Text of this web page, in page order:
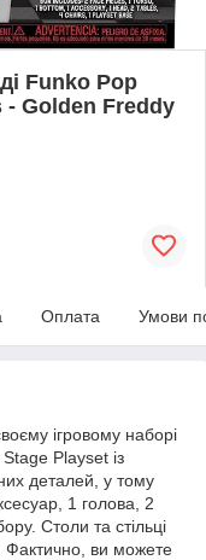
Funko Pop
Golden Freddy
Оплата Умови
ігровому наборі
Playset із
деталей, у тому
1 голова, 2
Столи та стільці
Фактично, ви можете